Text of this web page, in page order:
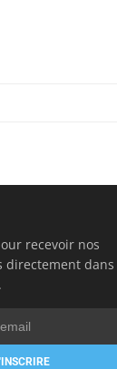
recevoir nos
directement dans